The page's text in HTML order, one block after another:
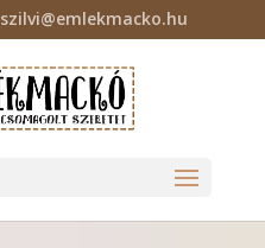
szilvi@emlekmacko.hu